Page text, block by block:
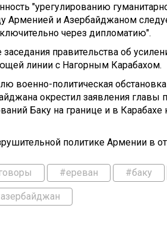
"урегулированию
Арменией и Азербайджаном
через дипломатию".
правительства об
линии с Нагорным Карабахом.
военно-политическая
окрестил заявления главы
Баку на границе и в Карабахе
политике Армении в
#ереван #баку